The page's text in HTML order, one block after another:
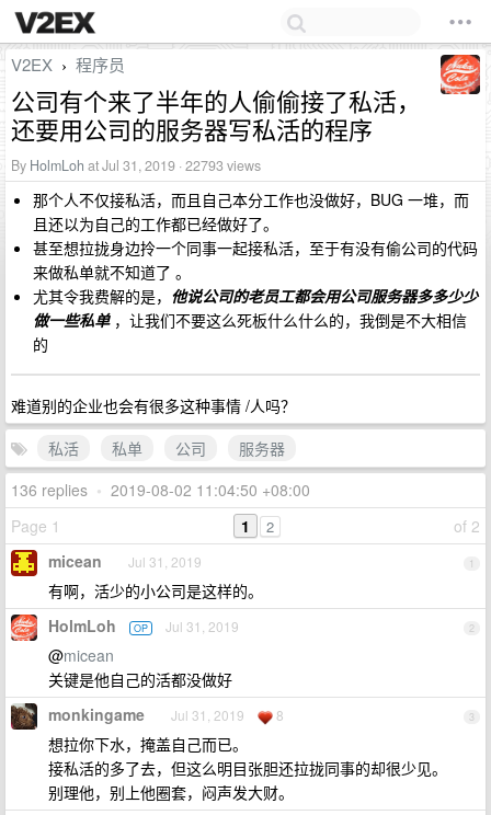
V2EX › 程序员
公司有个来了半年的人偷偷接了私活，
还要用公司的服务器写私活的程序
By HolmLoh at Jul 31, 2019 · 22793 views
那个人不仅接私活，而且自己本分工作也没做好，BUG 一堆，而
且还以为自己的工作都已经做好了。
甚至想拉拢身边拎一个同事一起接私活，至于有没有偷公司的代码
来做私单就不知道了 。
尤其令我费解的是， 他说公司的老员工都会用公司服务器多多少少
做一些私单，让我们不要这么死板什么什么的，我倒是不大相信
的
难道别的企业也会有很多这种事情 /人吗？
私活
私单 公司
服务器
136 replies • 2019-08-02 11:04:50 +08:00
Page 1
of 2
1 2
1
micean Jul 31, 2019
有啊，活少的小公司是这样的。
2
HolmLoh OP Jul 31, 2019
@micean
关键是他自己的活都没做好
3
monkingame Jul 31, 2019 8
想拉你下水，掩盖自己而已。
接私活的多了去，但这么明目张胆还拉拢同事的却很少见。
别理他，别上他圈套，闷声发大财。